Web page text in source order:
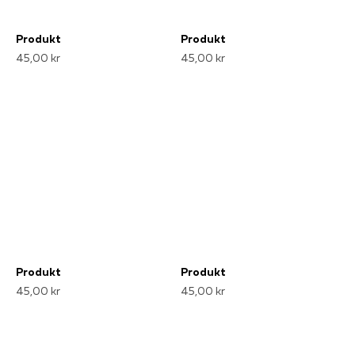
Produkt
45,00 kr
Produkt
45,00 kr
Produkt
45,00 kr
Produkt
45,00 kr